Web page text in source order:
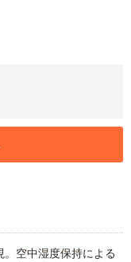
空中湿度保持による